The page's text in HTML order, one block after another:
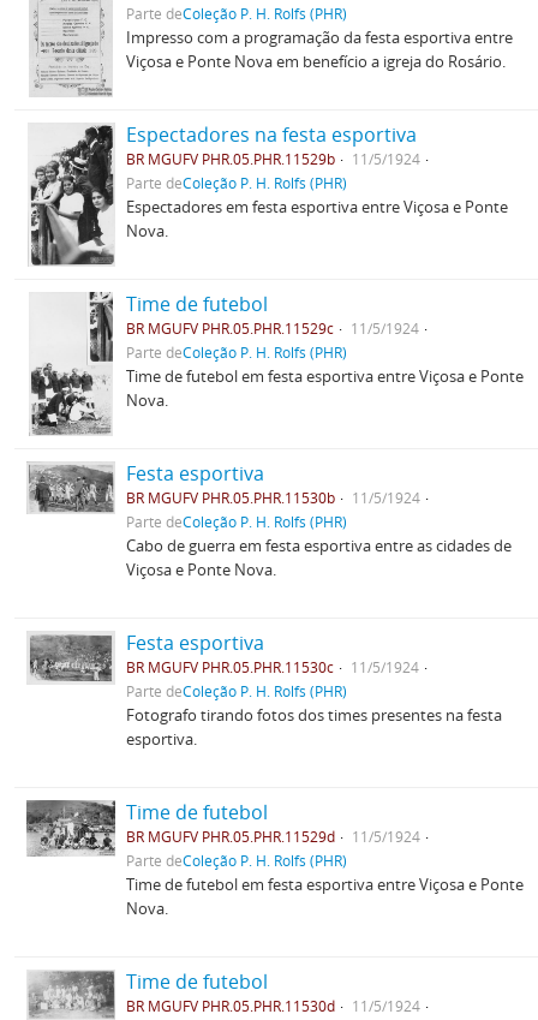
Parte deColeção P. H. Rolfs (PHR)
Impresso com a programação da festa esportiva entre
Viçosa e Ponte Nova em benefício a igreja do Rosário.
Espectadores na festa esportiva
BR MGUFV PHR.05.PHR.11529b
11/5/1924
Parte deColeção P. H. Rolfs (PHR)
Espectadores em festa esportiva entre Viçosa e Ponte
Nova.
Time de futebol
BR MGUFV PHR.05.PHR.11529c
11/5/1924
Parte deColeção P. H. Rolfs (PHR)
Time de futebol em festa esportiva entre Viçosa e Ponte
Nova.
Festa esportiva
BR MGUFV PHR.05.PHR.11530b
11/5/1924
Parte deColeção P. H. Rolfs (PHR)
Cabo de guerra em festa esportiva entre as cidades de
Viçosa e Ponte Nova.
Festa esportiva
BR MGUFV PHR.05.PHR.11530c
11/5/1924
Parte deColeção P. H. Rolfs (PHR)
Fotografo tirando fotos dos times presentes na festa
esportiva.
Time de futebol
BR MGUFV PHR.05.PHR.11529d
11/5/1924
Parte deColeção P. H. Rolfs (PHR)
Time de futebol em festa esportiva entre Viçosa e Ponte
Nova.
Time de futebol
BR MGUFV PHR.05.PHR.11530d
11/5/1924